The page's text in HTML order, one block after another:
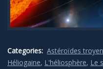
Categories: Astéroïdes
Héliogaine,L'héliosphère, Le